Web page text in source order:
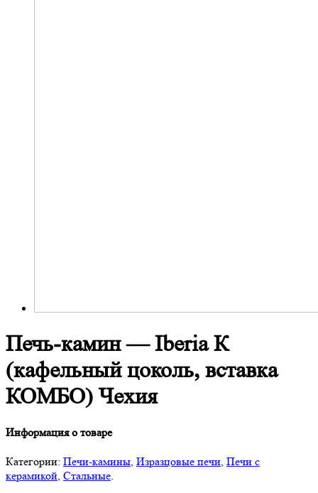
Печь-камин — Iberia К
(кафельный цоколь, вставка
КОМБО) Чехия
Информация о товаре
Категории: Печи-камины, Изразцовые печи, Печи с
керамикой, Стальные.